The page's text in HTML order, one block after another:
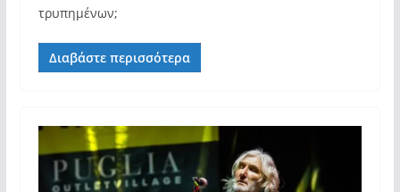
τρυπημένων;
Διαβάστε περισσότερα